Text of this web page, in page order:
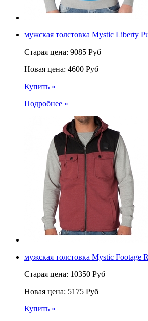
мужская толстовка Mystic Liberty
Старая цена: 9085 Руб
Новая цена: 4600 Руб
Купить »
Подробнее »
мужская толстовка Mystic Footage
Старая цена: 10350 Руб
Новая цена: 5175 Руб
Купить »